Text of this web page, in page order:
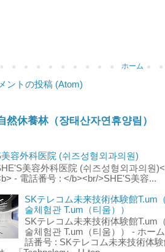
ホーム
ントの投稿 (Atom)
然休養林（장태산자연휴양림）
容外科医院 (쉬즈성형외과의원)
美容外科医院 (쉬즈성형외과의원
- 電話番号 : </b><br/>SHE'S美容...
SKテレコム未来技術体験館T.um
술체험관 T.um（티움））
SKテレコム未来技術体験館T.um
술체험관 T.um（티움）） - ホー
話番号 : SKテレコム未来技術体